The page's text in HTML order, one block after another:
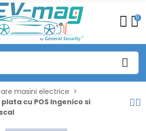
0
masini electrice
cu POS Ingenico si